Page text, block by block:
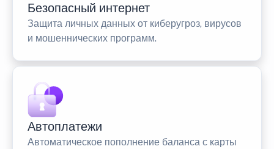
Безопасный интернет
Защита личных данных от киберугроз, вирусов
и мошеннических программ.
Автоплатежи
Автоматическое пополнение баланса с карты